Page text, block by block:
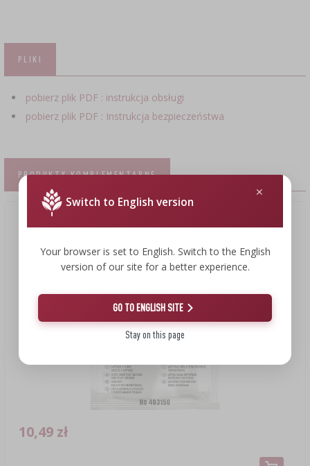
PLIKI
pobierz plik PDF : instrukcja obsługi
pobierz plik PDF : Instrukcja bezpieczeństwa
PRODUKTY KOMPLEMENTARNE
10,49 zł
Switch to English version
Your browser is set to English. Switch to the English
version of our site for a better experience.
GO TO ENGLISH SITE
Stay on this page